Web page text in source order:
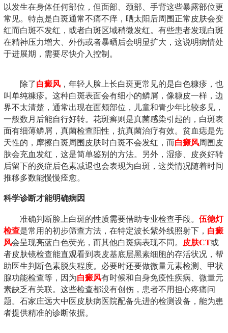
以发生在身体任何部位，但面部、颈部、手背这些暴露部位更
常见。特点是白斑通常不痛不痒，晒太阳后周围正常皮肤会变
红而白斑不发红，或者白斑区域稍微发红。有些患者发现白斑
在精神压力增大、外伤或者暴晒后会明显扩大，这说明病情处
于进展期，需要尽快介入控制。
除了白癜风 ，年轻人脸上长白斑更常见的是白色糠疹，也
叫单纯糠疹。这种白斑表面会有细小的鳞屑，像糠皮一样，边
界不太清楚，通常出现在面颊部位，儿童和青少年比较多见，
一般数月后能自行好转。花斑癣则是真菌感染引起的，白斑表
面有细薄鳞屑，真菌检查阳性，抗真菌治疗有效。贫血痣是先
天性的，摩擦白斑周围皮肤时白斑不会发红，而白癜风周围皮
肤会充血发红，这是简单鉴别的方法。另外，湿疹、皮炎好转
后留下的炎症后色素减退也会表现为白斑，这类情况随着时间
推移多数能慢慢痊愈。
科学诊断才能明确病因
准确判断脸上白斑的性质需要借助专业检查手段。 伍德灯
检查是常用的初步筛查方法，在特定波长紫外线照射下， 白癜
风会呈现亮蓝白色荧光，而其他白斑病表现不同。 皮肤CT或
者皮肤镜检查能直观看到表皮基底层黑素细胞的存活状况，帮
助医生判断色素脱失程度。必要时还要做微量元素检测、甲状
腺功能检查等，因为白癜风有时候和自身免疫性疾病、微量元
素缺乏有关联。这些检查都没有创伤，患者不用担心疼痛问
题。石家庄远大中医皮肤病医院配备先进的检测设备，能为患
者提供精准的诊断依据。